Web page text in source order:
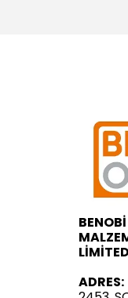
ADRES: